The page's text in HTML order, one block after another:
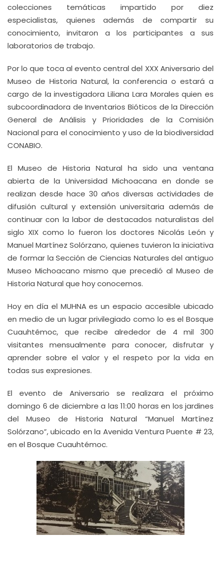
colecciones temáticas impartido por diez
especialistas, quienes además de compartir su
conocimiento, invitaron a los participantes a sus
laboratorios de trabajo.
Por lo que toca al evento central del XXX Aniversario del
Museo de Historia Natural, la conferencia o estará a
cargo de la investigadora Liliana Lara Morales quien es
subcoordinadora de Inventarios Bióticos de la Dirección
General de Análisis y Prioridades de la Comisión
Nacional para el conocimiento y uso de la biodiversidad
CONABIO.
El Museo de Historia Natural ha sido una ventana
abierta de la Universidad Michoacana en donde se
realizan desde hace 30 años diversas actividades de
difusión cultural y extensión universitaria además de
continuar con la labor de destacados naturalistas del
siglo XIX como lo fueron los doctores Nicolás León y
Manuel Martínez Solórzano, quienes tuvieron la iniciativa
de formar la Sección de Ciencias Naturales del antiguo
Museo Michoacano mismo que precedió al Museo de
Historia Natural que hoy conocemos.
Hoy en día el MUHNA es un espacio accesible ubicado
en medio de un lugar privilegiado como lo es el Bosque
Cuauhtémoc, que recibe alrededor de 4 mil 300
visitantes mensualmente para conocer, disfrutar y
aprender sobre el valor y el respeto por la vida en
todas sus expresiones.
El evento de Aniversario se realizara el próximo
domingo 6 de diciembre a las 11:00 horas en los jardines
del Museo de Historia Natural “Manuel Martínez
Solórzano”, ubicado en la Avenida Ventura Puente # 23,
en el Bosque Cuauhtémoc.